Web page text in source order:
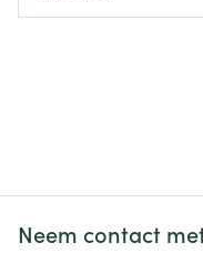
seksuele disfunctie
functioneren)
Neem contact